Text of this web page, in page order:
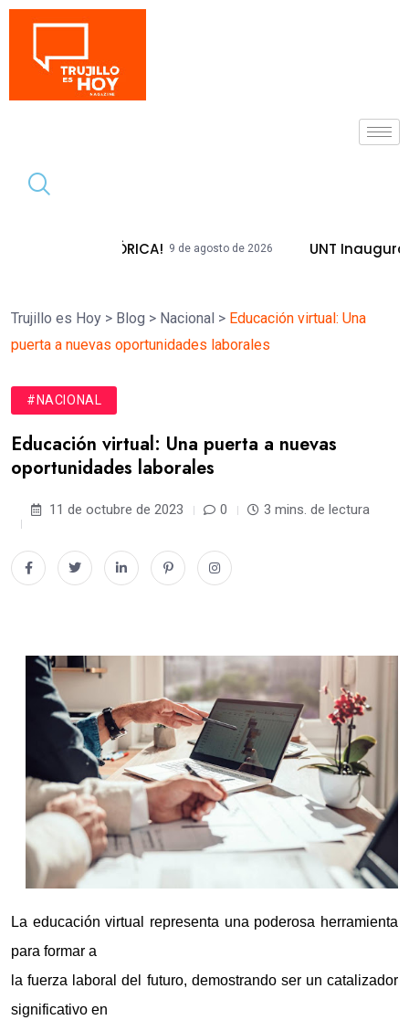
9 de agosto de 2026 UNT Inaugura Plazas
Trujillo es Hoy > Blog > Nacional > Educación virtual: Una
puerta a nuevas oportunidades laborales
#NACIONAL
Educación virtual: Una puerta a nuevas
oportunidades laborales
11 de octubre de 2023 0 3 mins. de lectura
La educación virtual representa una poderosa herramienta
para formar a
la fuerza laboral del futuro, demostrando ser un catalizador
significativo en